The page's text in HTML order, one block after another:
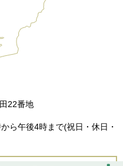
22番地
ら午後4時まで(祝日・休日・